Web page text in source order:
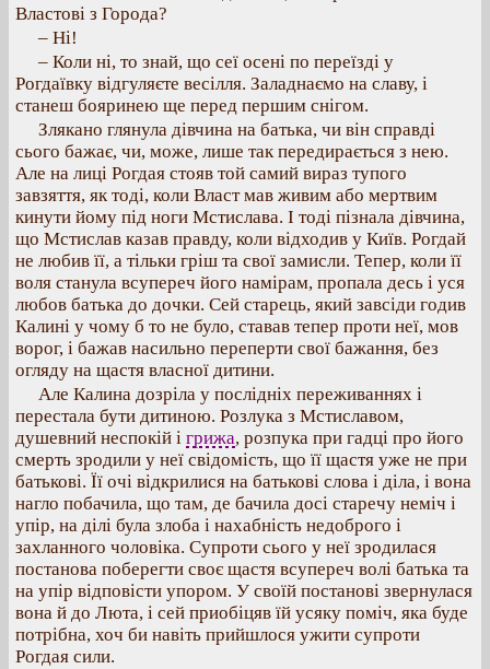
Властові з Города?
– Ні!
– Коли ні, то знай, що сеї осені по переїзді у
Рогдаївку відгуляєте весілля. Заладнаємо на славу, і
станеш бояринею ще перед першим снігом.
Злякано глянула дівчина на батька, чи він справді
сього бажає, чи, може, лише так передирається з нею.
Але на лиці Рогдая стояв той самий вираз тупого
завзяття, як тоді, коли Власт мав живим або мертвим
кинути йому під ноги Мстислава. І тоді пізнала дівчина,
що Мстислав казав правду, коли відходив у Київ. Рогдай
не любив її, а тільки гріш та свої замисли. Тепер, коли її
воля станула всупереч його намірам, пропала десь і уся
любов батька до дочки. Сей старець, який завсіди годив
Калині у чому б то не було, ставав тепер проти неї, мов
ворог, і бажав насильно переперти свої бажання, без
огляду на щастя власної дитини.
Але Калина дозріла у послідніх переживаннях і
перестала бути дитиною. Розлука з Мстиславом,
душевний неспокій і грижа, розпука при гадці про його
смерть зродили у неї свідомість, що її щастя уже не при
батькові. Її очі відкрилися на батькові слова і діла, і вона
нагло побачила, що там, де бачила досі старечу неміч і
упір, на ділі була злоба і нахабність недоброго і
захланного чоловіка. Супроти сього у неї зродилася
постанова поберегти своє щастя всупереч волі батька та
на упір відповісти упором. У своїй постанові звернулася
вона й до Люта, і сей приобіцяв їй усяку поміч, яка буде
потрібна, хоч би навіть прийшлося ужити супроти
Рогдая сили.